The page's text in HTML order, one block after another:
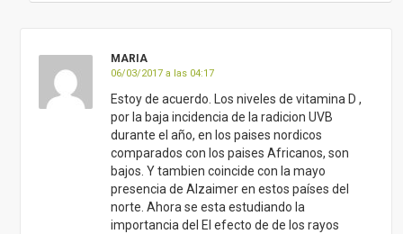
MARIA
06/03/2017 a las 04:17
Estoy de acuerdo. Los niveles de vitamina D ,
por la baja incidencia de la radicion UVB
durante el año, en los paises nordicos
comparados con los paises Africanos, son
bajos. Y tambien coincide con la mayo
presencia de Alzaimer en estos países del
norte. Ahora se esta estudiando la
importancia del El efecto de de los rayos